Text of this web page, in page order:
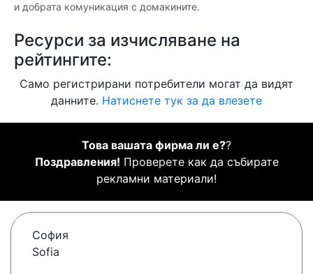
и добрата комуникация с домакините.
Ресурси за изчисляване на
рейтингите:
Само регистрирани потребители могат да видят
данните. Натиснете тук за да влезете
Това вашата фирма ли е??
Поздравления! Проверете как да събирате
рекламни материали!
София
Sofia